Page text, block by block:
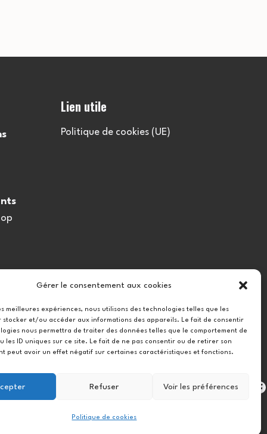
Gérer le consentement aux cookies
meilleures expériences, nous utilisons des technologies telles que les
stocker et/ou accéder aux informations des appareils. Le fait de consentir
nous permettra de traiter des données telles que le comportement de
les ID uniques sur ce site. Le fait de ne pas consentir ou de retirer son
peut avoir un effet négatif sur certaines caractéristiques et fonctions.
Refuser Voir les préférences
Politique de cookies
Lien utile
Politique de cookies (UE)